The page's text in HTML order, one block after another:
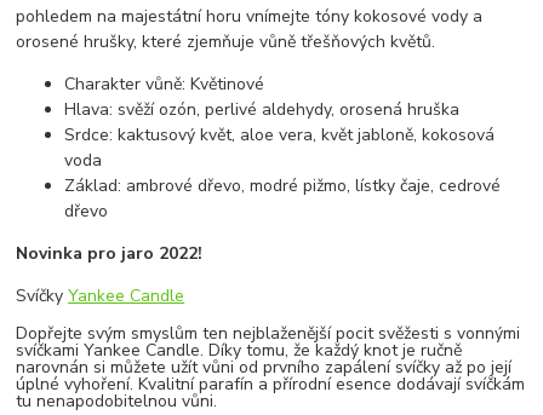
pohledem na majestátní horu vnímejte tóny kokosové vody a
orosené hrušky, které zjemňuje vůně třešňových květů.
Charakter vůně: Květinové
Hlava: svěží ozón, perlivé aldehydy, orosená hruška
Srdce: kaktusový květ, aloe vera, květ jabloně, kokosová
voda
Základ: ambrové dřevo, modré pižmo, lístky čaje, cedrové
dřevo
Novinka pro jaro 2022!
SvíčkyYankee Candle
Dopřejte svým smyslům ten nejblaženější pocit svěžesti s vonnými
svíčkami Yankee Candle. Díky tomu, že každý knot je ručně
narovnán si můžete užít vůni od prvního zapálení svíčky až po její
úplné vyhoření. Kvalitní parafín a přírodní esence dodávají svíčkám
tu nenapodobitelnou vůni.